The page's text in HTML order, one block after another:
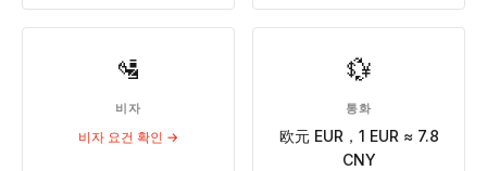
🛂
비자
비자 요건 확인 →
💱
통화
欧元 EUR，1 EUR ≈ 7.8
CNY